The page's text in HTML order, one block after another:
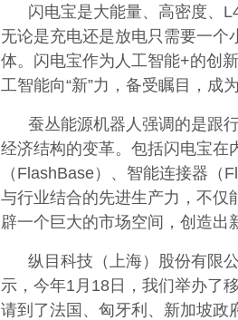
闪电宝是大能量、高密度、
无论是充电还是放电只需要一个
体。闪电宝作为人工智能+的创
工智能向“新”力，备受瞩目，成
蚕丛能源机器人强调的是跟
经济结构的变革。包括闪电宝在
（FlashBase）、智能连接器
与行业结合的先进生产力，不仅
辟一个巨大的市场空间，创造
纵目科技（上海）股份有限
示，今年1月18日，我们举办了
请到了法国、匈牙利、新加坡政